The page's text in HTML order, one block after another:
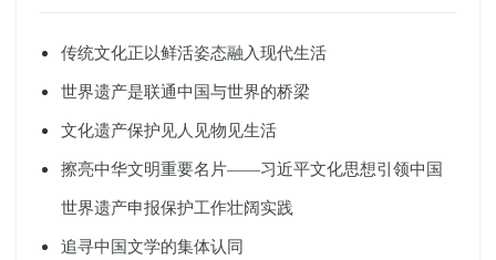
传统文化正以鲜活姿态融入现代生活
世界遗产是联通中国与世界的桥梁
文化遗产保护见人见物见生活
擦亮中华文明重要名片——习近平文化思想引领中国
世界遗产申报保护工作壮阔实践
追寻中国文学的集体认同